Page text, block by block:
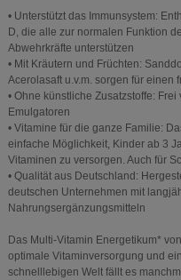
• Unterstützt das Immunsystem:
D, die alle zur normalen Funktion
Abwehrkräfte unterstützen
• Mit Kräutern und Früchten:
Acerolasaft u.v.m. sorgen für einen
• Ohne künstliche Zusatzstoffe:
Emulgatoren
• Vitamine für die ganze Familie:
einfache Möglichkeit, Kinder ab 3
Vitaminen zu versorgen. Auch für
• Qualität aus Deutschland:
deutschen Unternehmen mit
Nahrungsergänzungsmitteln
Das Multi-Vitamin Energetikum*
optimale Vitaminversorgung und
schnelllebigen Welt fällt es